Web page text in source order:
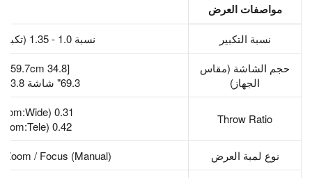
مواصفات العرض
نسبة التكبير
نسبة 1.0 - 1.35 (تكبير رقمي)
حجم الشاشة (مقاس
الجهاز)
[34.8 to 59.7cm]
69.3" شاشة 43.8 سم
Throw Ratio
0.31 (Zoom:Wide)
0.42 (Zoom:Tele)
نوع لمبة العرض
Zoom / Focus (Manual)